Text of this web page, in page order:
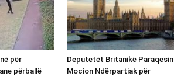
për
përballë
Deputetët Britanikë Paraqesin
Mocion Ndërpartiak për